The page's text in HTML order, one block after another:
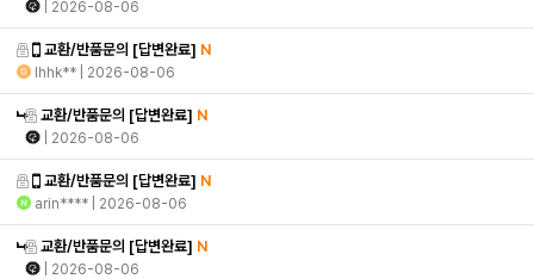
| 2026-08-06
교환/반품문의 [답변완료] N
lhhk** | 2026-08-06
교환/반품문의 [답변완료] N
| 2026-08-06
교환/반품문의 [답변완료] N
arin**** | 2026-08-06
교환/반품문의 [답변완료] N
| 2026-08-06